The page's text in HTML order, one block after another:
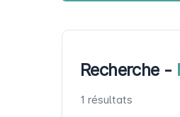
Recherche -
1 résultats